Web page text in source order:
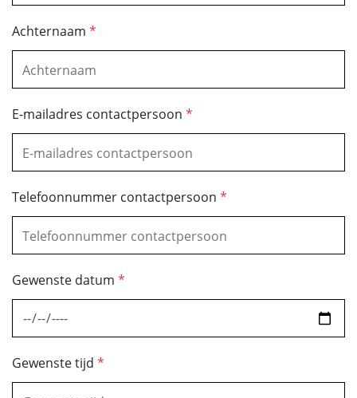
Achternaam *
E-mailadres contactpersoon *
Telefoonnummer contactpersoon *
Gewenste datum *
Gewenste tijd *